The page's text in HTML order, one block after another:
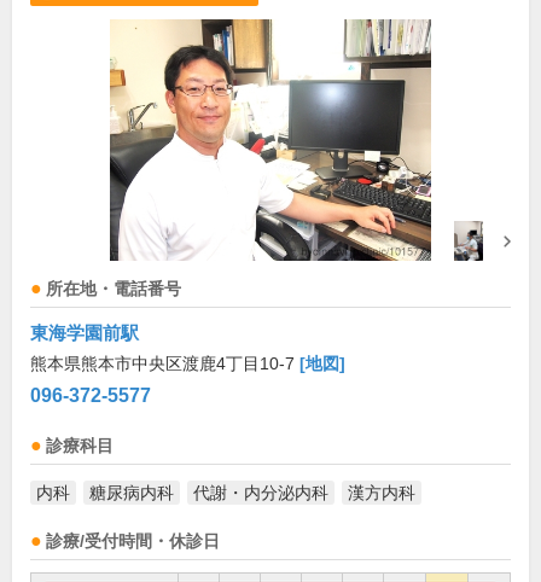
所在地・電話番号
東海学園前駅
熊本県熊本市中央区渡鹿4丁目10-7 [地図]
096-372-5577
診療科目
内科 糖尿病内科 代謝・内分泌内科 漢方内科
診療/受付時間・休診日